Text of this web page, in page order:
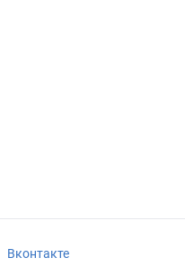
Вконтакте